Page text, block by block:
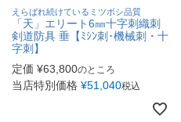
えらばれ続けているミツボシ品質
「天」エリート6㎜十字刺織刺
剣道防具 垂【ﾐｼﾝ刺･機械刺・十
字刺】
定価 ¥63,800のところ
当店特別価格 ¥51,040税込